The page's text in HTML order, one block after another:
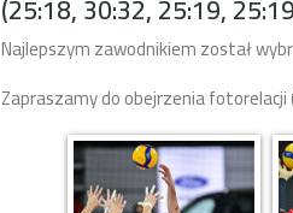
(25:18, 30:32, 25:19,
Najlepszym zawodnikiem został
Zapraszamy do obejrzenia fotorelacji